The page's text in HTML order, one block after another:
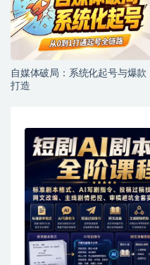
自媒体破局：系统化起号与爆款
打造